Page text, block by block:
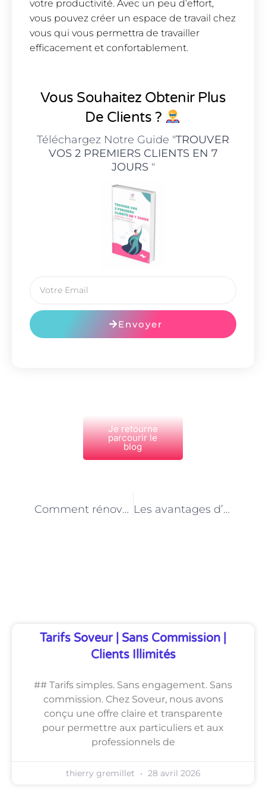
votre productivité. Avec un peu d’effort,
vous pouvez créer un espace de travail chez
vous qui vous permettra de travailler
efficacement et confortablement.
Vous Souhaitez Obtenir Plus
De Clients ?
Téléchargez Notre Guide "TROUVER
VOS 2 PREMIERS CLIENTS EN 7
JOURS"
Envoyer
Je retourne
parcourir le
blog
Comment rénover votre sous-sol pour gagner de l’espace ? Les avantages d’un système de chauffage géothermique pour votre maison
Tarifs Soveur | Sans Commission |
Clients Illimités
## Tarifs simples. Sans engagement. Sans
commission. Chez Soveur, nous avons
conçu une offre claire et transparente
pour permettre aux particuliers et aux
professionnels de
thierry gremillet 28 avril 2026